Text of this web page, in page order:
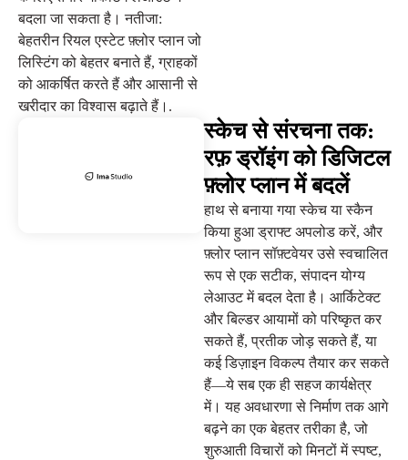
बदला जा सकता है। नतीजा:
बेहतरीन रियल एस्टेट फ़्लोर प्लान जो
लिस्टिंग को बेहतर बनाते हैं, ग्राहकों
को आकर्षित करते हैं और आसानी से
खरीदार का विश्वास बढ़ाते हैं।.
स्केच से संरचना तक:
रफ़ ड्रॉइंग को डिजिटल
फ़्लोर प्लान में बदलें
हाथ से बनाया गया स्केच या स्कैन
किया हुआ ड्राफ्ट अपलोड करें, और
फ़्लोर प्लान सॉफ़्टवेयर उसे स्वचालित
रूप से एक सटीक, संपादन योग्य
लेआउट में बदल देता है। आर्किटेक्ट
और बिल्डर आयामों को परिष्कृत कर
सकते हैं, प्रतीक जोड़ सकते हैं, या
कई डिज़ाइन विकल्प तैयार कर सकते
हैं—ये सब एक ही सहज कार्यक्षेत्र
में। यह अवधारणा से निर्माण तक आगे
बढ़ने का एक बेहतर तरीका है, जो
शुरुआती विचारों को मिनटों में स्पष्ट,